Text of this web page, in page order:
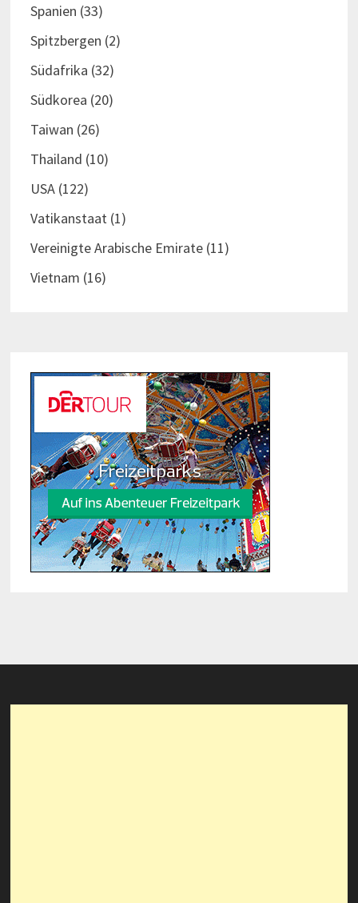
Spanien (33)
Spitzbergen (2)
Südafrika (32)
Südkorea (20)
Taiwan (26)
Thailand (10)
USA(122)
Vatikanstaat(1)
Vereinigte Arabische Emirate(11)
Vietnam (16)